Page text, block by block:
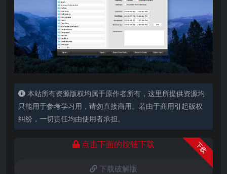
本站所有资源版权均属于原作者所有，这里所提供资源均
只能用于参考学习用，请勿直接商用。若由于商用引起版权
纠纷，一切责任均由使用者承担。
下载
点击下面的按钮下载
下载破解版